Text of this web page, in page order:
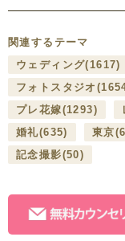
関連するテーマ
ウェディング(1617)
フォトスタジオ
プレ花嫁(1293)
婚礼(635) 東京
記念撮影(50)